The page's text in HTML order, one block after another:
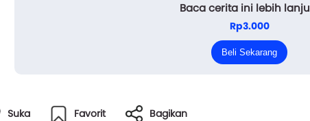
Panggilan pertama datang tepat setelah matahari
toko kelontong yang ramah, ditemukan tewas di
Baca cerita ini lebih
Rp3.000
Beli Sekarang
Suka Favorit Bagikan